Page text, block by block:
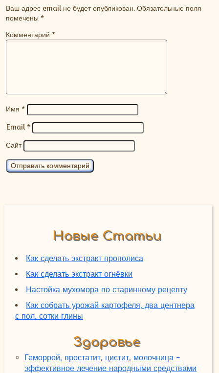
Ваш адрес email не будет опубликован. Обязательные поля
помечены *
Комментарий *
Имя *
Email *
Сайт
Новые Статьи
Как сделать экстракт прополиса
Как сделать экстракт огнёвки
Настойка мухомора по старинному рецепту
Как собрать урожай картофеля, два центнера
с пол. сотки глины
Здоровье
Геморрой, простатит, цистит, молочница -
эффективное лечение народными средствами